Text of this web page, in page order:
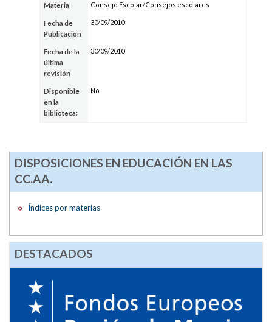
Materia Consejo Escolar/Consejos escolares
Fecha de
Publicación
30/09/2010
Fecha de la
última
revisión
30/09/2010
Disponible
en la
biblioteca:
No
DISPOSICIONES EN EDUCACIÓN EN LAS
CC.AA.
Índices por materias
DESTACADOS